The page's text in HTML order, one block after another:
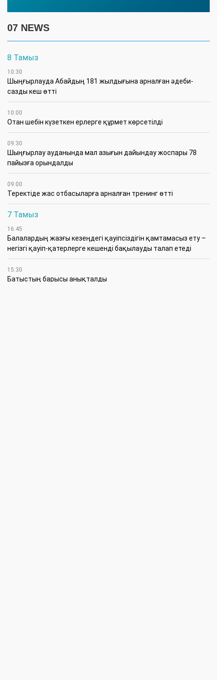
07 NEWS
8 Тамыз
10:30
Шыңғырлауда Абайдың 181 жылдығына арналған әдеби-
сазды кеш өтті
10:00
Отан шебін күзеткен ерлерге құрмет көрсетілді
09:30
​Шыңғырлау ауданында мал азығын дайындау жоспары 78
пайызға орындалды
09:00
​Теректіде жас отбасыларға арналған тренинг өтті
7 Тамыз
16:45
Балалардың жазғы кезеңдегі қауіпсіздігін қамтамасыз ету –
негізгі қауіп-қатерлерге кешенді бақылауды талап етеді
15:30
Батыстың барысы анықталды